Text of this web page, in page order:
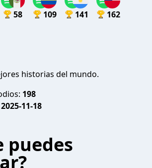
58 109 141 162
historias del mundo.
198
2025-11-18
puedes